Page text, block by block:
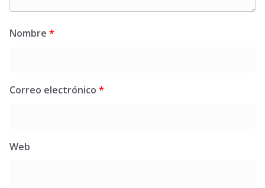
Nombre *
Correo electrónico *
Web